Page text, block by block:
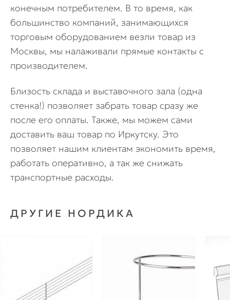
конечным потребителем. В то время, как
большинство компаний, занимающихся
торговым оборудованием везли товар из
Москвы, мы налаживали прямые контакты с
производителем.
Близость склада и выставочного зала (одна
стенка!) позволяет забрать товар сразу же
после его оплаты. Также, мы можем сами
доставить ваш товар по Иркутску. Это
позволяет нашим клиентам экономить время,
работать оперативно, а так же снижать
транспортные расходы.
ДРУГИЕ НОРДИКА